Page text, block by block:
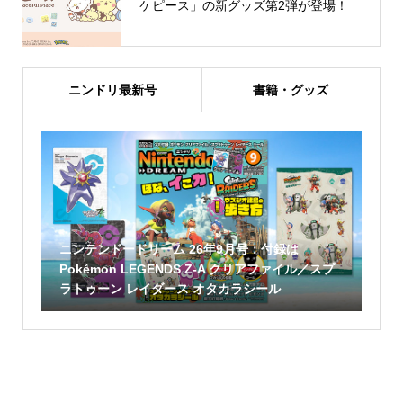
ケピース」の新グッズ第2弾が登場！
ニンドリ最新号 書籍・グッズ
ニンテンドードリーム 26年9月号：付録は
Pokémon LEGENDS Z-A クリアファイル／スプ
ラトゥーン レイダース オタカラシール